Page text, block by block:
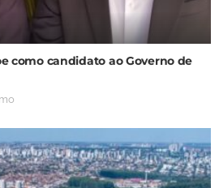
como candidato ao Governo de